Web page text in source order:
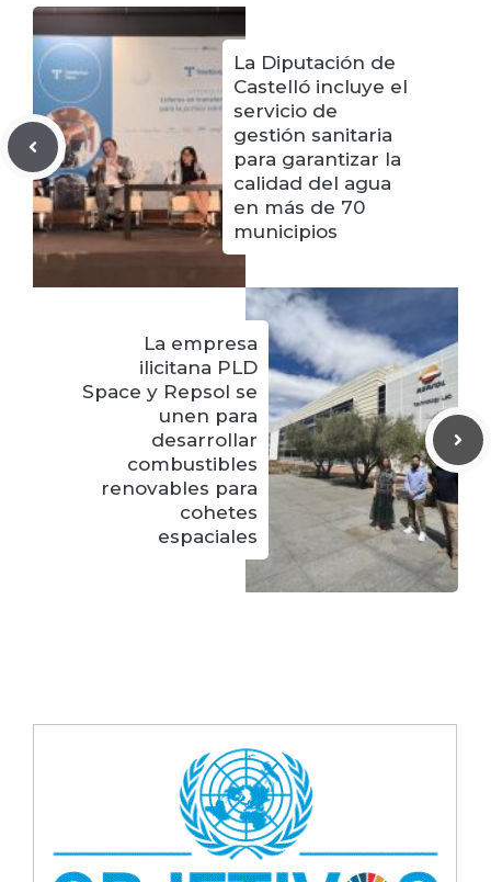
La Diputación de
Castelló incluye el
servicio de
gestión sanitaria
para garantizar la
calidad del agua
en más de 70
municipios
La empresa
ilicitana PLD
Space y Repsol se
unen para
desarrollar
combustibles
renovables para
cohetes
espaciales